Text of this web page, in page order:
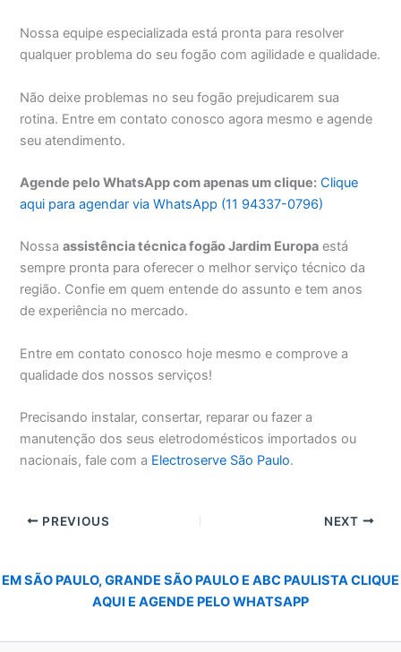
Nossa equipe especializada está pronta para resolver
qualquer problema do seu fogão com agilidade e qualidade.
Não deixe problemas no seu fogão prejudicarem sua
rotina. Entre em contato conosco agora mesmo e agende
seu atendimento.
Agende pelo WhatsApp com apenas um clique: Clique
aqui para agendar via WhatsApp (11 94337-0796)
Nossaassistência técnica fogão Jardim Europa está
sempre pronta para oferecer o melhor serviço técnico da
região. Confie em quem entende do assunto e tem anos
de experiência no mercado.
Entre em contato conosco hoje mesmo e comprove a
qualidade dos nossos serviços!
Precisando instalar, consertar, reparar ou fazer a
manutenção dos seus eletrodomésticos importados ou
nacionais, fale com a Electroserve São Paulo.
PREVIOUS NEXT
EM SÃO PAULO, GRANDE SÃO PAULO E ABC PAULISTA CLIQUE
AQUI E AGENDE PELO WHATSAPP